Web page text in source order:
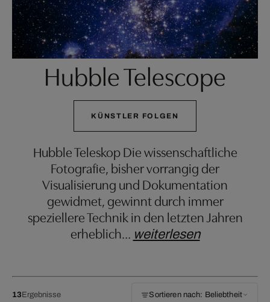
Hubble Telescope
KÜNSTLER FOLGEN
Hubble Teleskop Die wissenschaftliche
Fotografie, bisher vorrangig der
Visualisierung und Dokumentation
gewidmet, gewinnt durch immer
speziellere Technik in den letzten Jahren
erheblich… weiterlesen
13Ergebnisse Sortieren nach: Beliebtheit